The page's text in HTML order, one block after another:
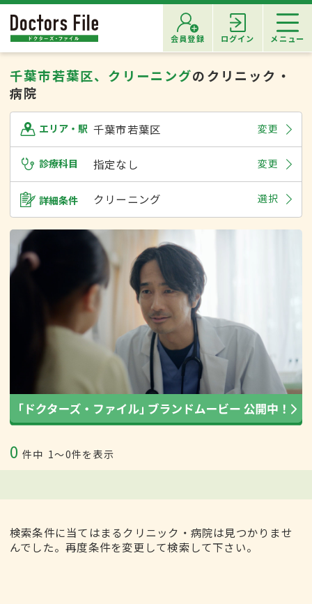
会員登録 ログイン メニュー
千葉市若葉区、クリーニングのクリニック・
病院
エリア・駅 千葉市若葉区 変更
診療科目 指定なし 変更
詳細条件 クリーニング 選択
0 件中 1〜0件を表示
検索条件に当てはまるクリニック・病院は見つかりませ
んでした。再度条件を変更して検索して下さい。